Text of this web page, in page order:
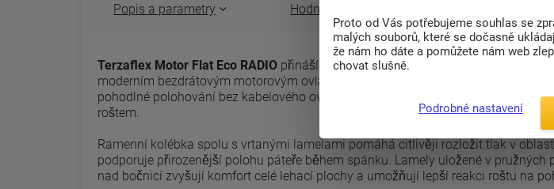
Popis a parametry Hodnocení (0)
Terzaflex Motor Flat Eco RADIO přináší komfort propracované lehací plochy v
moderním bezdrátovým motorovým ovládáním. Je vhodný pro zákazníky, kteří
pohodlné polohování bez kabelového ovladače a zároveň potřebují zachovat
roštem.
Ramenní kolébka spolu s vrtanými lamelami pomáhá citlivěji rozložit tlak v
podporuje přirozenější polohu páteře během spánku. Lamely uložené v pružných
nad bočnicí zvyšují komfort celé lehací plochy a umožňují lepší reakci roštu na
Proto od Vás potřebujeme souhlas se
malých souborů, které se dočasně
že nám ho dáte a pomůžete nám web
chovat slušně.
Podrobné nastavení